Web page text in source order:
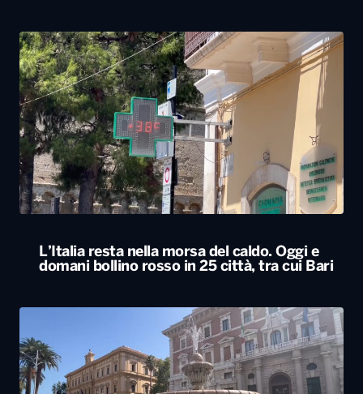
L’Italia resta nella morsa del caldo. Oggi e
domani bollino rosso in 25 città, tra cui Bari